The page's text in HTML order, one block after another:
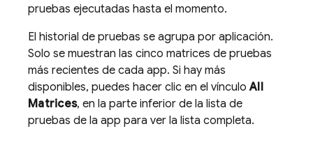
pruebas ejecutadas hasta el momento.
El historial de pruebas se agrupa por aplicación.
Solo se muestran las cinco matrices de pruebas
más recientes de cada app. Si hay más
disponibles, puedes hacer clic en el vínculoAll
Matrices, en la parte inferior de la lista de
pruebas de la app para ver la lista completa.